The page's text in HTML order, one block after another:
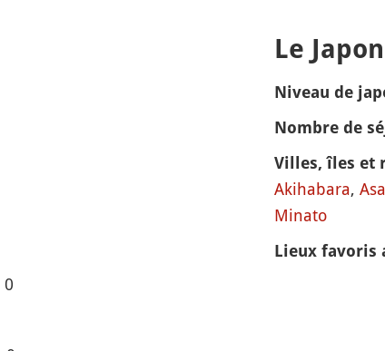
0
Le
Niveau de
Nombre de
Villes, îles et
Akihabara,
Minato
Lieux favoris